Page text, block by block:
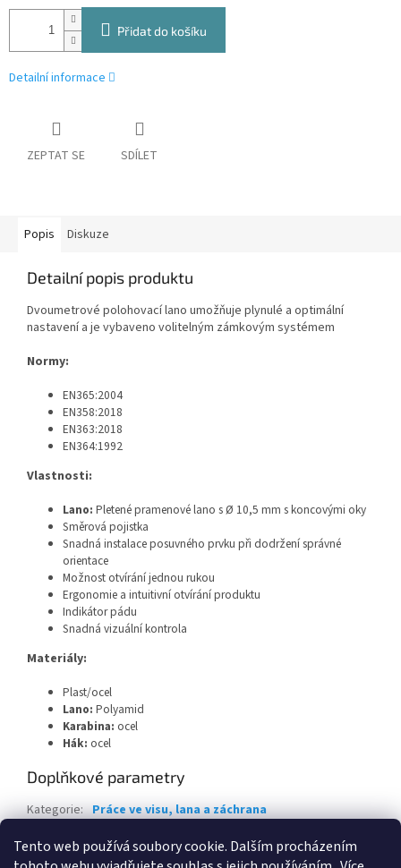
Tento web používá soubory cookie. Dalším procházením
Přidat do košíku
Detailní informace
ZEPTAT SE SDÍLET
Popis Diskuze
Detailní popis produktu
Dvoumetrové polohovací lano umožňuje plynulé a optimální
nastavení a je vybaveno volitelným zámkovým systémem
Normy:
EN365:2004
EN358:2018
EN363:2018
EN364:1992
Vlastnosti:
Lano: Pletené pramenové lano s Ø 10,5 mm s koncovými oky
Směrová pojistka
Snadná instalace posuvného prvku při dodržení správné
orientace
Možnost otvírání jednou rukou
Ergonomie a intuitivní otvírání produktu
Indikátor pádu
Snadná vizuální kontrola
Materiály:
Plast/ocel
Lano: Polyamid
Karabina: ocel
Hák: ocel
Doplňkové parametry
Kategorie: Práce ve visu, lana a záchrana